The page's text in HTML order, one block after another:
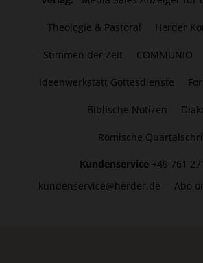
Theologie & Pastoral Herder
Stimmen der Zeit COMMUNIO
Ideenwerkstatt Gottesdienste
Biblische Notizen
Römische
Kundenservice +49 761
kundenservice@herder.de
Abo